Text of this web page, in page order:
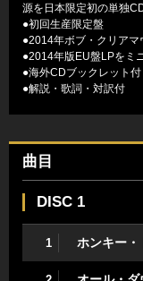
源を日本限定初の単独
●初回生産限定盤
●2014年ボブ・クリアマ
●2014年版EU盤LPをミ
●海外CDブックレット付
●解説・歌詞・対訳付
曲目
DISC 1
1 ホンキー・